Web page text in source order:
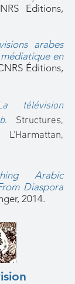
Editions,
arabes
en
Éditions,
télévision
. Structures,
Arabic
Diaspora
2014.